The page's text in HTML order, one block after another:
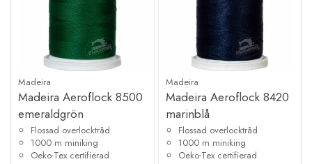
Madeira
Madeira Aeroflock 8500
emeraldgrön
Flossad overlocktråd
1000 m miniking
Oeko-Tex certifierad
Madeira
Madeira Aeroflock 8420
marinblå
Flossad overlocktråd
1000 m miniking
Oeko-Tex certifierad